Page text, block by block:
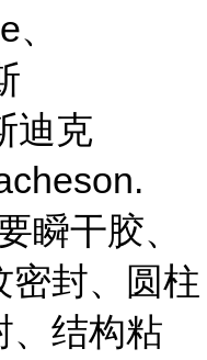
迪克
瞬干胶、
密封、圆柱
、结构粘